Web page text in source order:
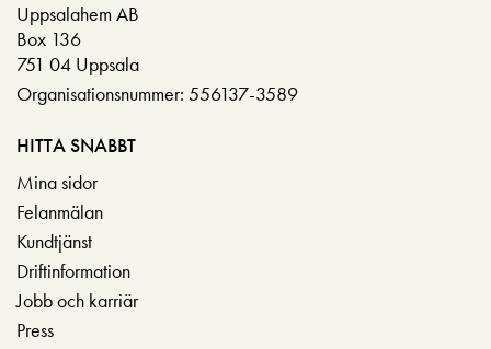
Uppsalahem AB
Box 136
751 04 Uppsala
Organisationsnummer: 556137-3589
HITTA SNABBT
Mina sidor
Felanmälan
Kundtjänst
Driftinformation
Jobb och karriär
Press